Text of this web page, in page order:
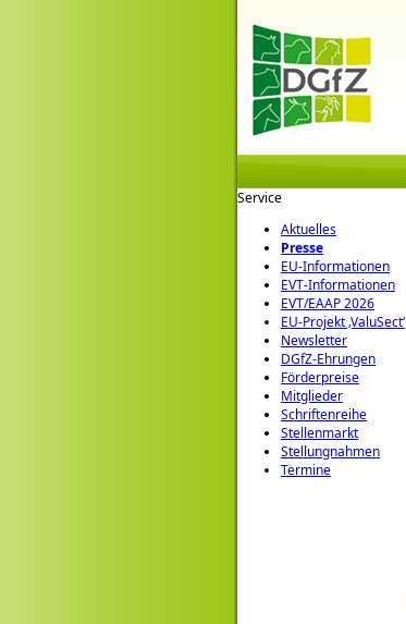
Service
Aktuelles
Presse
EU-Informationen
EVT-Informationen
EVT/EAAP 2026
EU-Projekt ‚ValuSect‘
Newsletter
DGfZ-Ehrungen
Förderpreise
Mitglieder
Schriftenreihe
Stellenmarkt
Stellungnahmen
Termine